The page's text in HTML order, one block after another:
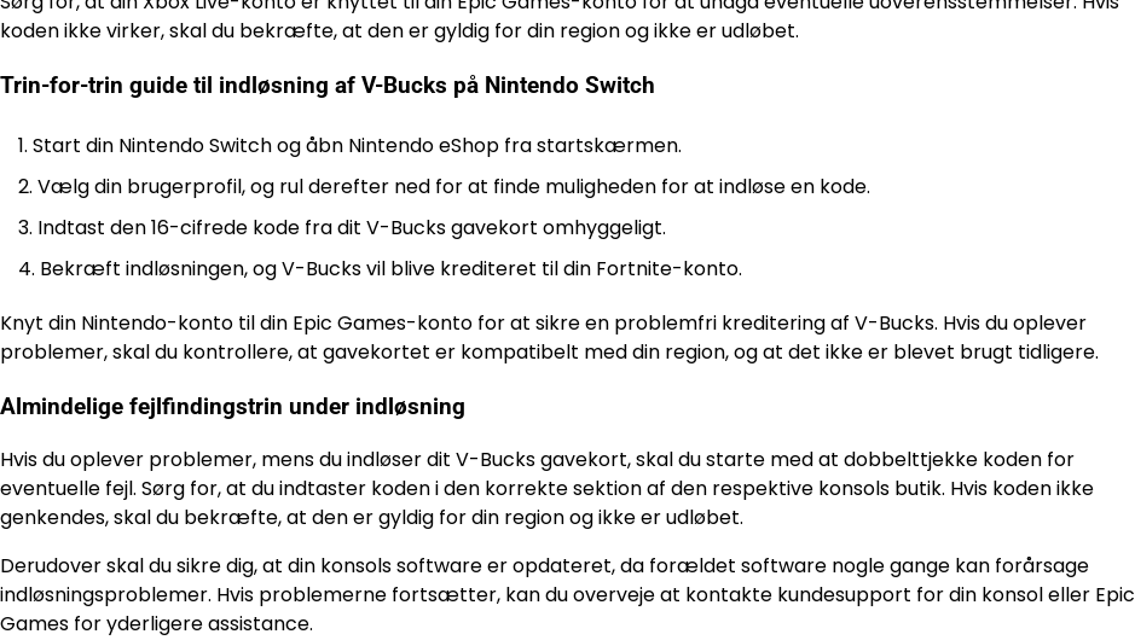
koden ikke virker, skal du bekræfte, at den er gyldig for din region og ikke er udløbet.
Trin-for-trin guide til indløsning af V-Bucks på Nintendo Switch
Start din Nintendo Switch og åbn Nintendo eShop fra startskærmen.
Vælg din brugerprofil, og rul derefter ned for at finde muligheden for at indløse en kode.
Indtast den 16-cifrede kode fra dit V-Bucks gavekort omhyggeligt.
Bekræft indløsningen, og V-Bucks vil blive krediteret til din Fortnite-konto.
Knyt din Nintendo-konto til din Epic Games-konto for at sikre en problemfri kreditering af V-Bucks. Hvis du oplever
problemer, skal du kontrollere, at gavekortet er kompatibelt med din region, og at det ikke er blevet brugt tidligere.
Almindelige fejlfindingstrin under indløsning
Hvis du oplever problemer, mens du indløser dit V-Bucks gavekort, skal du starte med at dobbelttjekke koden for
eventuelle fejl. Sørg for, at du indtaster koden i den korrekte sektion af den respektive konsols butik. Hvis koden ikke
genkendes, skal du bekræfte, at den er gyldig for din region og ikke er udløbet.
Derudover skal du sikre dig, at din konsols software er opdateret, da forældet software nogle gange kan forårsage
indløsningsproblemer. Hvis problemerne fortsætter, kan du overveje at kontakte kundesupport for din konsol eller Epic
Games for yderligere assistance.